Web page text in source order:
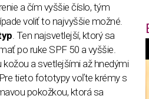
a čím vyššie číslo, tým
voliť to najvyššie možné.
. Ten najsvetlejší, ktorý sa
po ruke SPF 50 a vyššie.
a svetlejšími až hnedými
tieto fototypy voľte krémy s
pokožkou, ktorá sa
f